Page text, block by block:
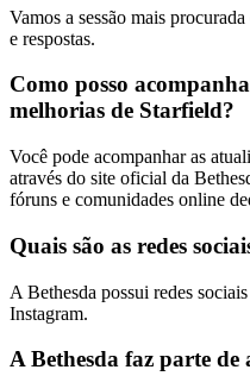
Vamos a sessão mais
e respostas.
Como posso
melhorias de Starfield?
Você pode acompanhar as
através do site oficial da
fóruns e comunidades online
Quais são as redes
A Bethesda possui redes
Instagram.
A Bethesda faz parte de